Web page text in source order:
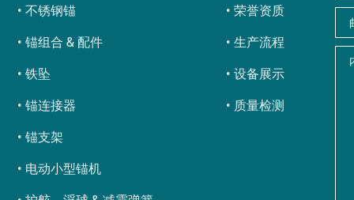
不锈钢锚
锚组合 & 配件
铁坠
锚连接器
锚支架
电动小型锚机
荣誉资质
生产流程
设备展示
质量检测